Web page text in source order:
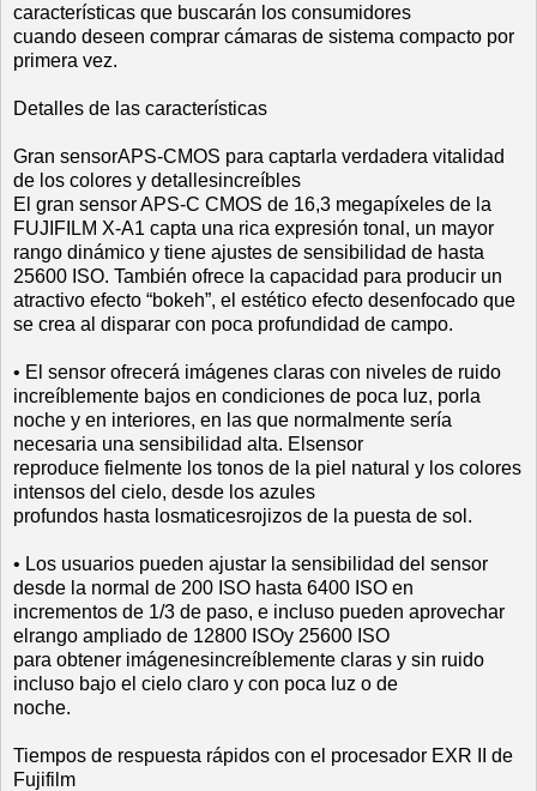
características que buscarán los consumidores
cuando deseen comprar cámaras de sistema compacto por
primera vez.
Detalles de las características
Gran sensorAPS‐CMOS para captarla verdadera vitalidad
de los colores y detallesincreíbles
El gran sensor APS‐C CMOS de 16,3 megapíxeles de la
FUJIFILM X‐A1 capta una rica expresión tonal, un mayor
rango dinámico y tiene ajustes de sensibilidad de hasta
25600 ISO. También ofrece la capacidad para producir un
atractivo efecto “bokeh”, el estético efecto desenfocado que
se crea al disparar con poca profundidad de campo.
• El sensor ofrecerá imágenes claras con niveles de ruido
increíblemente bajos en condiciones de poca luz, porla
noche y en interiores, en las que normalmente sería
necesaria una sensibilidad alta. Elsensor
reproduce fielmente los tonos de la piel natural y los colores
intensos del cielo, desde los azules
profundos hasta losmaticesrojizos de la puesta de sol.
• Los usuarios pueden ajustar la sensibilidad del sensor
desde la normal de 200 ISO hasta 6400 ISO en
incrementos de 1/3 de paso, e incluso pueden aprovechar
elrango ampliado de 12800 ISOy 25600 ISO
para obtener imágenesincreíblemente claras y sin ruido
incluso bajo el cielo claro y con poca luz o de
noche.
Tiempos de respuesta rápidos con el procesador EXR II de
Fujifilm